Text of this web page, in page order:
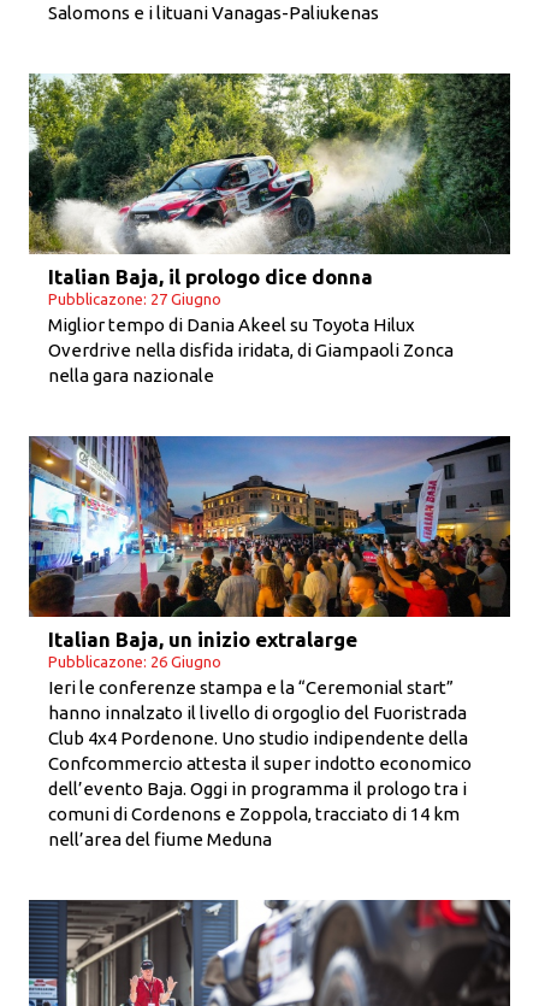
Salomons e i lituani Vanagas-Paliukenas
Italian Baja, il prologo dice donna
Pubblicazone: 27 Giugno
Miglior tempo di Dania Akeel su Toyota Hilux
Overdrive nella disfida iridata, di Giampaoli Zonca
nella gara nazionale
Italian Baja, un inizio extralarge
Pubblicazone: 26 Giugno
Ieri le conferenze stampa e la “Ceremonial start”
hanno innalzato il livello di orgoglio del Fuoristrada
Club 4x4 Pordenone. Uno studio indipendente della
Confcommercio attesta il super indotto economico
dell’evento Baja. Oggi in programma il prologo tra i
comuni di Cordenons e Zoppola, tracciato di 14 km
nell’area del fiume Meduna